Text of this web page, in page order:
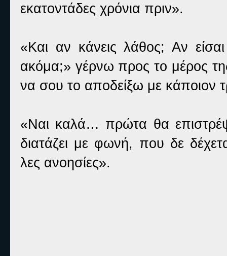
εκατοντάδες χρόνια πριν».
«Και αν κάνεις λάθος; Αν
ακόμα;» γέρνω προς το μέρος
να σου το αποδείξω με κάποιον
«Ναι καλά… πρώτα θα
διατάζει με φωνή, που δε
λες ανοησίες».